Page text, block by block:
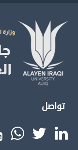
تواصل